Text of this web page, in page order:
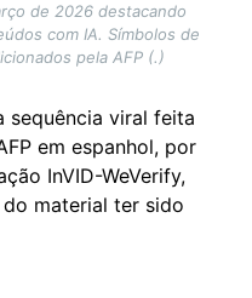
de 2026 destacando
com IA. Símbolos de
pela AFP (.)
sequência viral feita
em espanhol, por
InVID-WeVerify,
material ter sido